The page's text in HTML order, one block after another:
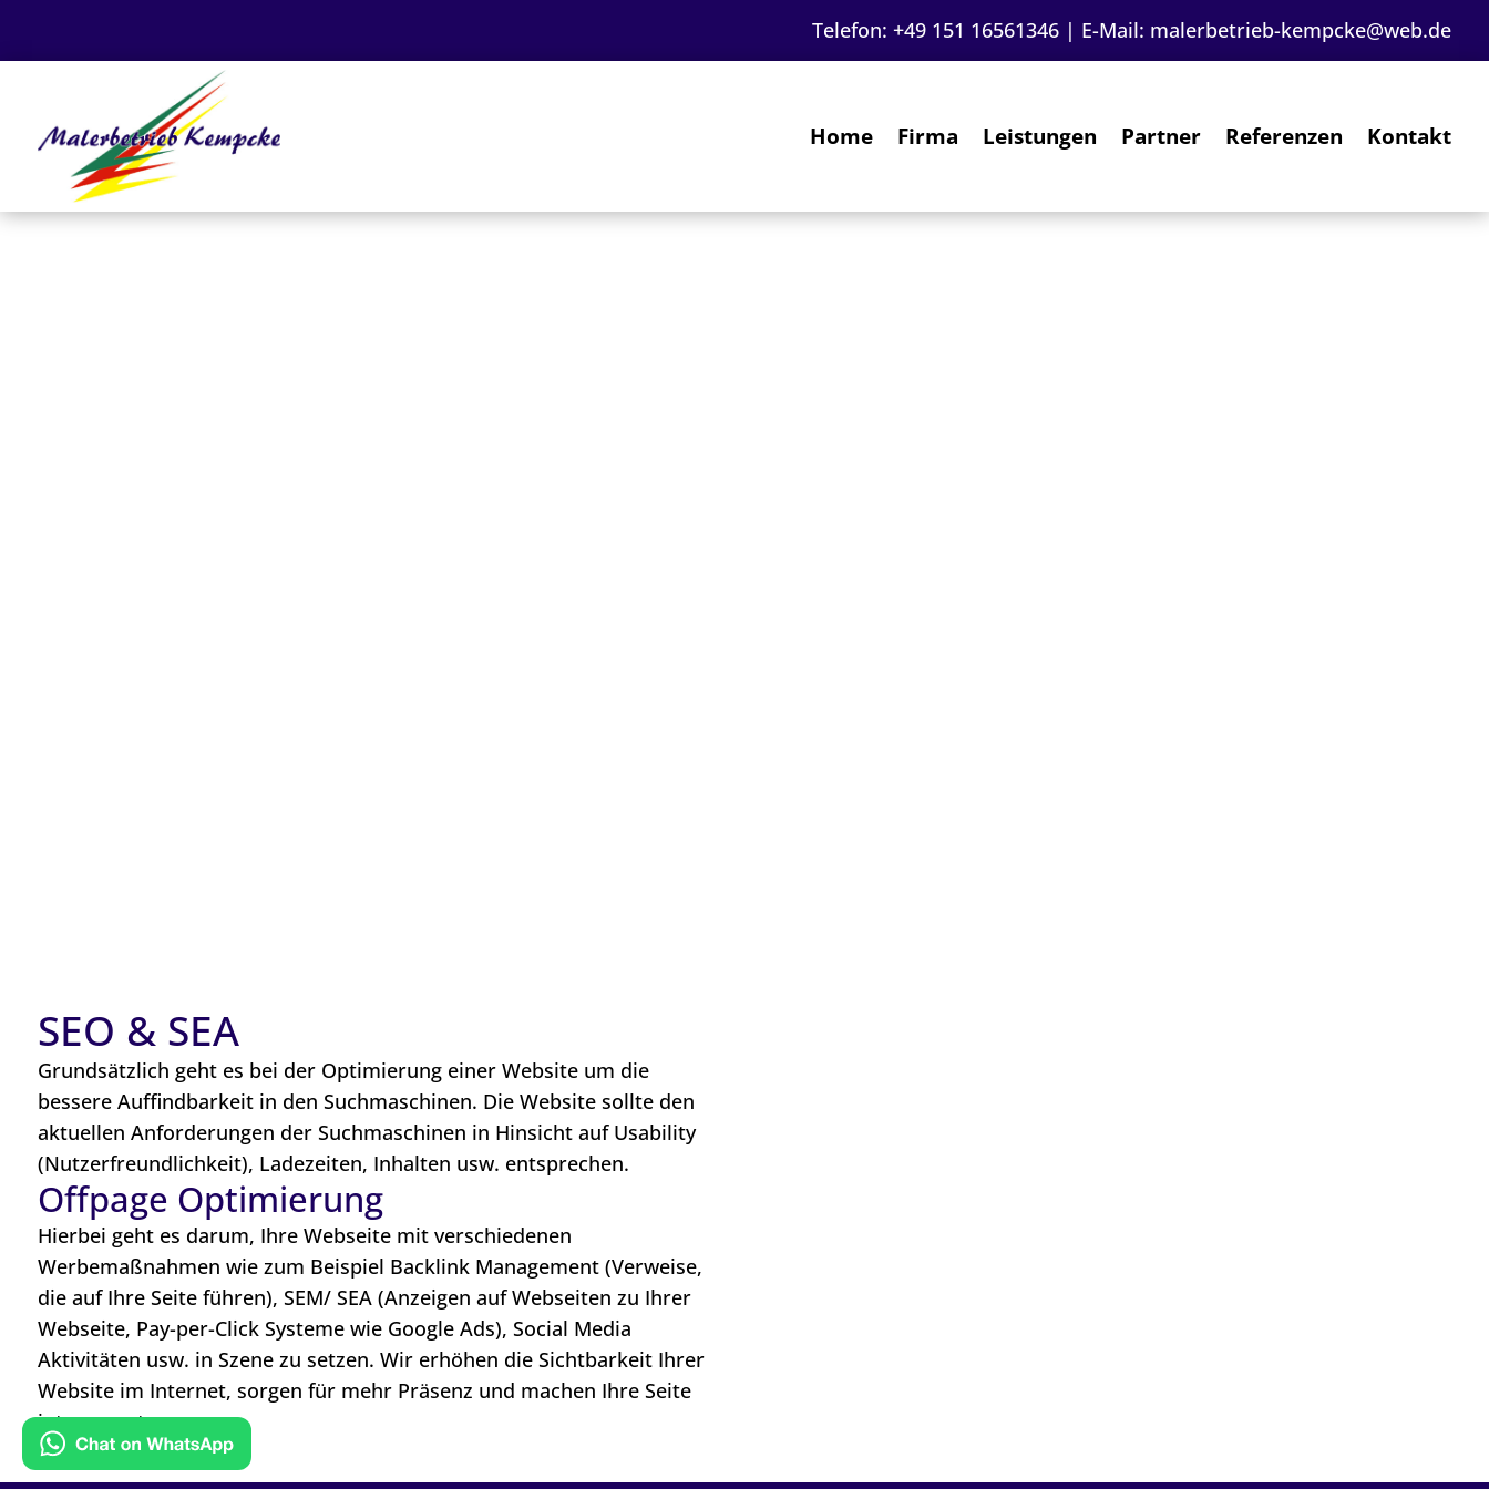
Telefon:+49 151 16561346 | E-Mail: malerbetrieb-kempcke@web.de
Home Firma Leistungen Partner Referenzen Kontakt
SEO & SEA
Grundsätzlich geht es bei der Optimierung einer Website um die
bessere Auffindbarkeit in den Suchmaschinen. Die Website sollte den
aktuellen Anforderungen der Suchmaschinen in Hinsicht auf Usability
(Nutzerfreundlichkeit), Ladezeiten, Inhalten usw. entsprechen.
Offpage Optimierung
Hierbei geht es darum, Ihre Webseite mit verschiedenen
Werbemaßnahmen wie zum Beispiel Backlink Management (Verweise,
die auf Ihre Seite führen), SEM/ SEA (Anzeigen auf Webseiten zu Ihrer
Webseite, Pay-per-Click Systeme wie Google Ads), Social Media
Aktivitäten usw. in Szene zu setzen. Wir erhöhen die Sichtbarkeit Ihrer
Website im Internet, sorgen für mehr Präsenz und machen Ihre Seite
interessant.